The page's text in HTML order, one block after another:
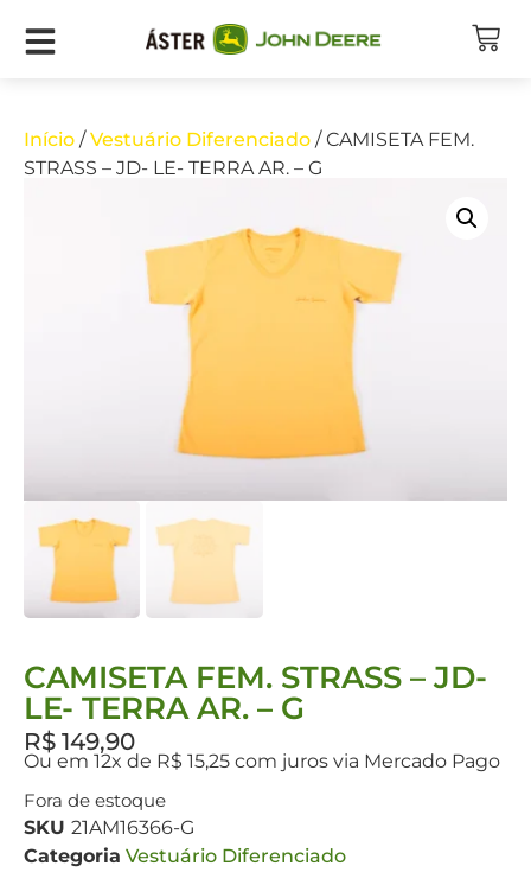
Início /Vestuário Diferenciado / CAMISETA FEM.
STRASS – JD- LE- TERRA AR. – G
CAMISETA FEM. STRASS – JD-
LE- TERRA AR. – G
R$ 149,90
Ou em 12x de R$ 15,25 com juros via Mercado Pago
Fora de estoque
SKU 21AM16366-G
Categoria Vestuário Diferenciado